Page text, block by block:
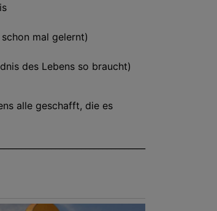
mal gelernt)
des Lebens so braucht)
alle geschafft, die es